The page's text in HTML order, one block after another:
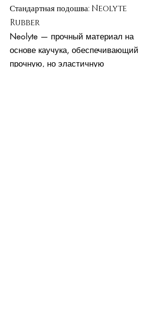
Стандартная подошва: Neolyte
Rubber
Neolyte — прочный материал на
основе каучука, обеспечивающий
прочную, но эластичную